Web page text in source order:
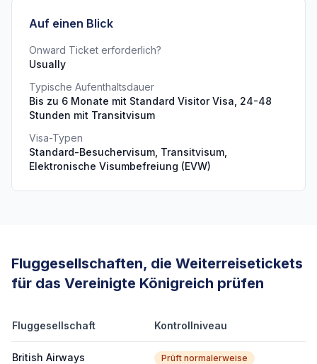
Auf einen Blick
Onward Ticket erforderlich?
Usually
Typische Aufenthaltsdauer
Bis zu 6 Monate mit Standard Visitor Visa, 24-48
Stunden mit Transitvisum
Visa-Typen
Standard-Besuchervisum, Transitvisum,
Elektronische Visumbefreiung (EVW)
Fluggesellschaften, die Weiterreisetickets
für das Vereinigte Königreich prüfen
Fluggesellschaft Kontrollniveau
British Airways Prüft normalerweise